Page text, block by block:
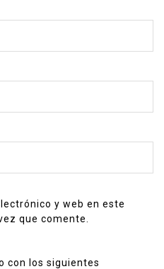
y web en este
que comente.
con los siguientes